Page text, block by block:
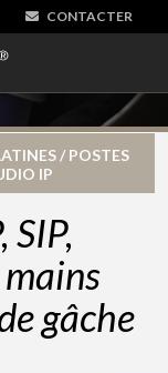
CONTACTER
/ POSTES
IP
gâche